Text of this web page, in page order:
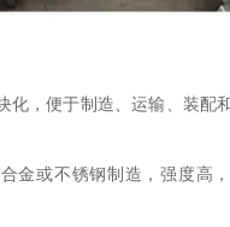
化，便于制造、运输、装配
金或不锈钢制造，强度高